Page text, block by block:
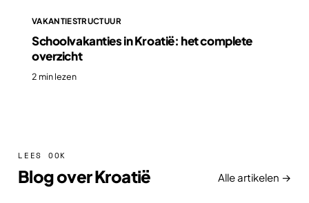
VAKANTIESTRUCTUUR
Schoolvakanties in Kroatië: het complete
overzicht
2 min lezen
LEES OOK
Blog over Kroatië Alle artikelen →